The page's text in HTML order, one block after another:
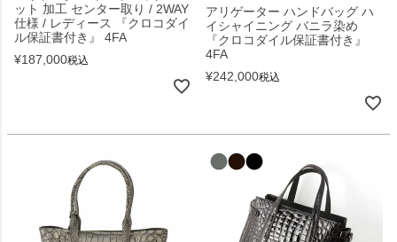
ット 加工 センター取り / 2WAY
仕様 / レディース 『クロコダイ
ル保証書付き』 4FA
¥187,000税込
アリゲーター ハンドバッグ ハ
イシャイニング バニラ染め
『クロコダイル保証書付き』
4FA
¥242,000税込